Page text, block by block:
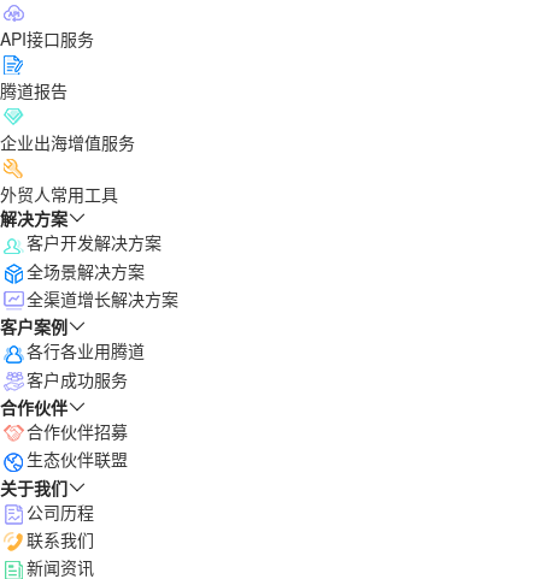
API接口服务
腾道报告
企业出海增值服务
外贸人常用工具
解决方案
客户开发解决方案
全场景解决方案
全渠道增长解决方案
客户案例
各行各业用腾道
客户成功服务
合作伙伴
合作伙伴招募
生态伙伴联盟
关于我们
公司历程
联系我们
新闻资讯